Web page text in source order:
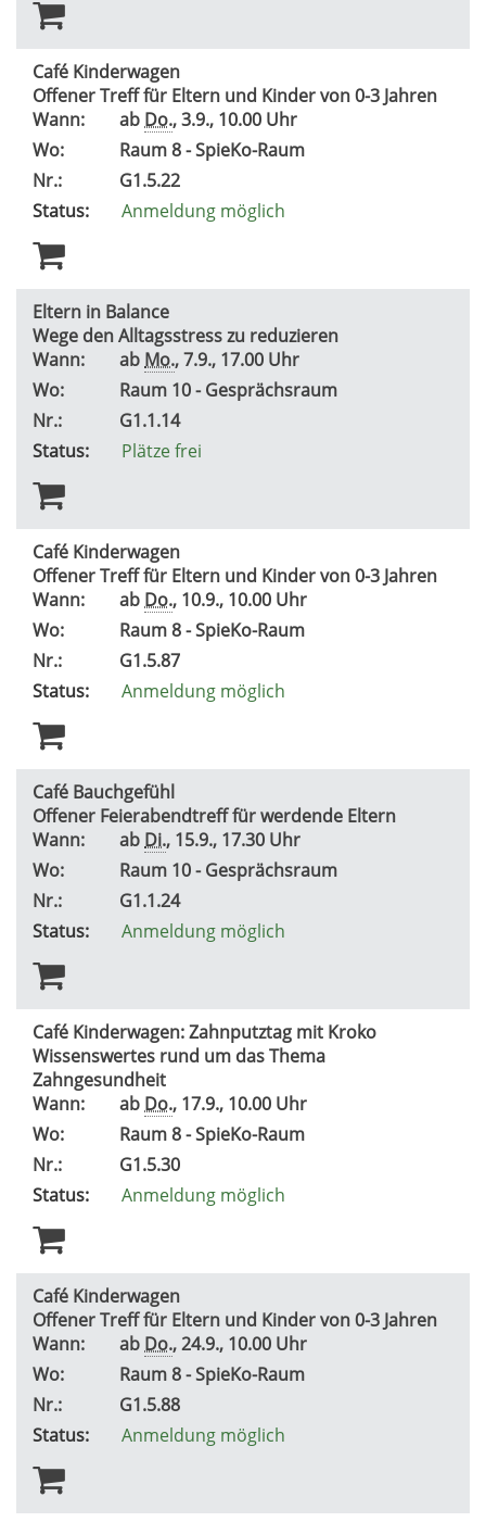
Café Kinderwagen
Offener Treff für Eltern und Kinder von 0-3 Jahren
Wann:
ab Do., 3.9., 10.00 Uhr
Wo:
Raum 8 - SpieKo-Raum
Nr.:
G1.5.22
Status:
Anmeldung möglich
Eltern in Balance
Wege den Alltagsstress zu reduzieren
Wann:
ab Mo., 7.9., 17.00 Uhr
Wo:
Raum 10 - Gesprächsraum
Nr.:
G1.1.14
Status:
Plätze frei
Café Kinderwagen
Offener Treff für Eltern und Kinder von 0-3 Jahren
Wann:
ab Do., 10.9., 10.00 Uhr
Wo:
Raum 8 - SpieKo-Raum
Nr.:
G1.5.87
Status:
Anmeldung möglich
Café Bauchgefühl
Offener Feierabendtreff für werdende Eltern
Wann:
ab Di., 15.9., 17.30 Uhr
Wo:
Raum 10 - Gesprächsraum
Nr.:
G1.1.24
Status:
Anmeldung möglich
Café Kinderwagen: Zahnputztag mit Kroko
Wissenswertes rund um das Thema
Zahngesundheit
Wann:
ab Do., 17.9., 10.00 Uhr
Wo:
Raum 8 - SpieKo-Raum
Nr.:
G1.5.30
Status:
Anmeldung möglich
Café Kinderwagen
Offener Treff für Eltern und Kinder von 0-3 Jahren
Wann:
ab Do., 24.9., 10.00 Uhr
Wo:
Raum 8 - SpieKo-Raum
Nr.:
G1.5.88
Status:
Anmeldung möglich